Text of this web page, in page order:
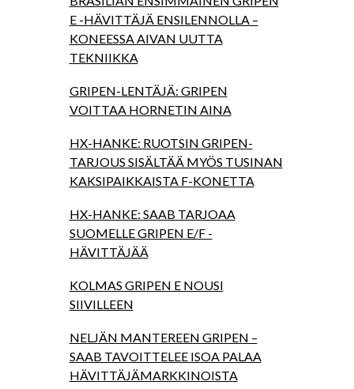
E -HÄVITTÄJÄ ENSILENNOLLA –
KONEESSA AIVAN UUTTA
TEKNIIKKA
GRIPEN-LENTÄJÄ: GRIPEN
VOITTAA HORNETIN AINA
HX-HANKE: RUOTSIN GRIPEN-
TARJOUS SISÄLTÄÄ MYÖS TUSINAN
KAKSIPAIKKAISTA F-KONETTA
HX-HANKE: SAAB TARJOAA
SUOMELLE GRIPEN E/F -
HÄVITTÄJÄÄ
KOLMAS GRIPEN E NOUSI
SIIVILLEEN
NELJÄN MANTEREEN GRIPEN –
SAAB TAVOITTELEE ISOA PALAA
HÄVITTÄJÄMARKKINOISTA